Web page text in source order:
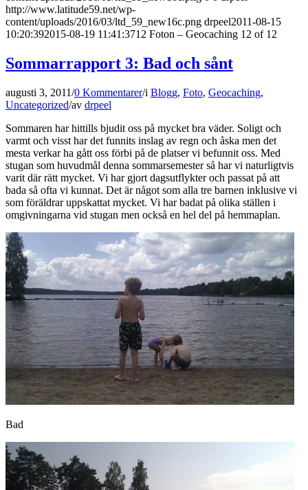
http://www.latitude59.net/wp-
content/uploads/2016/03/ltd_59_new16c.png drpeel2011-08-15
10:20:392015-08-19 11:41:3712 Foton – Geocaching 12 of 12
Sommarrapport 3: Bad och sånt
augusti 3, 2011/0 Kommentarer/i Blogg, Foto, Geocaching,
Uncategorized/av drpeel
Sommaren har hittills bjudit oss på mycket bra väder. Soligt och
varmt och visst har det funnits inslag av regn och åska men det
mesta verkar ha gått oss förbi på de platser vi befunnit oss. Med
stugan som huvudmål denna sommarsemester så har vi naturligtvis
varit där rätt mycket. Vi har gjort dagsutflykter och passat på att
bada så ofta vi kunnat. Det är något som alla tre barnen inklusive vi
som föräldrar uppskattat mycket. Vi har badat på olika ställen i
omgivningarna vid stugan men också en hel del på hemmaplan.
Bad